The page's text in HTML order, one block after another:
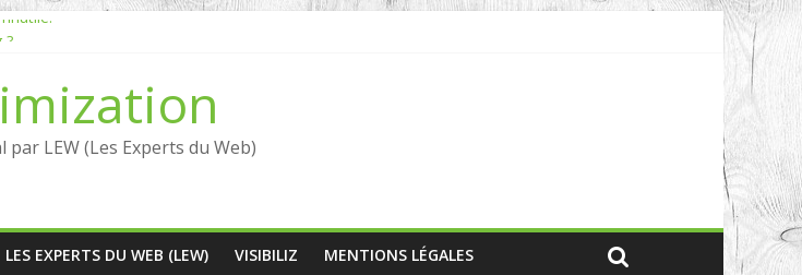
les références en 2026 ?
et AIO
listening et des LLMs ?
LEW (Les Experts du Web)
LES EXPERTS DU WEB (LEW) VISIBILIZ MENTIONS LÉGALES